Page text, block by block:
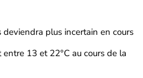
plus incertain en cours
13 et 22°C au cours de la